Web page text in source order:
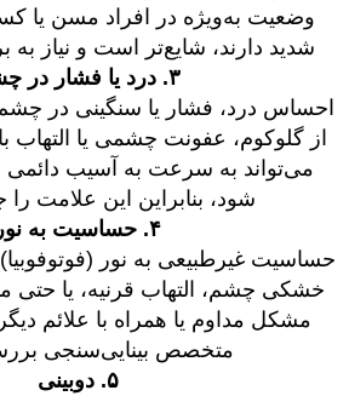
وضعیت به‌ویژه در افراد مسن یا
شدید دارند، شایع‌تر است و نیاز
۳. درد یا فشار در چشم
احساس درد، فشار یا سنگینی در
از گلوکوم، عفونت چشمی یا التهاب
می‌تواند به سرعت به آسیب دائمی
شود، بنابراین این علامت را
۴. حساسیت به نور
حساسیت غیرطبیعی به نور
خشکی چشم، التهاب قرنیه، یا حتی
مشکل مداوم یا همراه با علائم
متخصص بینایی‌سنجی
۵. دوبینی